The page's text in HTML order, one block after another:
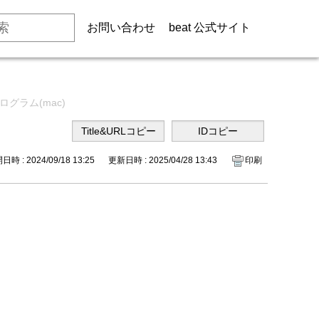
お問い合わせ beat 公式サイト
グラム(mac)
日時 : 2024/09/18 13:25 更新日時 : 2025/04/28 13:43 印刷